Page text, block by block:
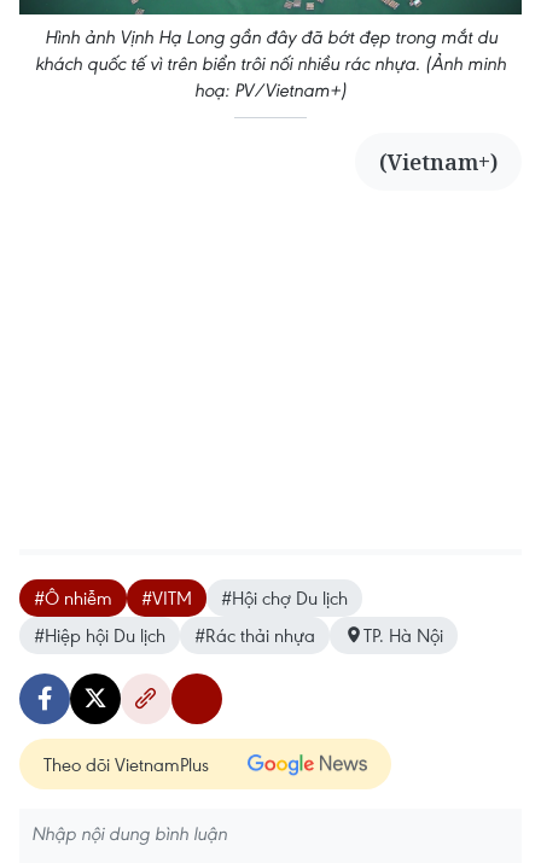
Hình ảnh Vịnh Hạ Long gần đây đã bớt đẹp trong mắt du
khách quốc tế vì trên biển trôi nối nhiều rác nhựa. (Ảnh minh
hoạ: PV/Vietnam+)
(Vietnam+)
#Ô nhiễm #VITM
#Hội chợ Du lịch
#Hiệp hội Du lịch
#Rác thải nhựa TP. Hà Nội
Theo dõi VietnamPlus
vietnamplus.vn
Hiện trường vụ ghe gỗ phát nổ trên sông Sài
59 năm ASEAN: Giữ vững đoàn kết, định hình
tương lai